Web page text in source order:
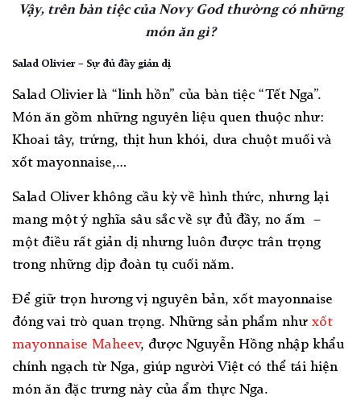
Vậy, trên bàn tiệc của Novy God thường có những
món ăn gì?
Salad Olivier – Sự đủ đầy giản dị
Salad Olivier là “linh hồn” của bàn tiệc “Tết Nga”.
Món ăn gồm những nguyên liệu quen thuộc như:
Khoai tây, trứng, thịt hun khói, dưa chuột muối và
xốt mayonnaise,…
Salad Oliver không cầu kỳ về hình thức, nhưng lại
mang một ý nghĩa sâu sắc về sự đủ đầy, no ấm –
một điều rất giản dị nhưng luôn được trân trọng
trong những dịp đoàn tụ cuối năm.
Để giữ trọn hương vị nguyên bản, xốt mayonnaise
đóng vai trò quan trọng. Những sản phẩm như xốt
mayonnaise Maheev, được Nguyễn Hồng nhập khẩu
chính ngạch từ Nga, giúp người Việt có thể tái hiện
món ăn đặc trưng này của ẩm thực Nga.